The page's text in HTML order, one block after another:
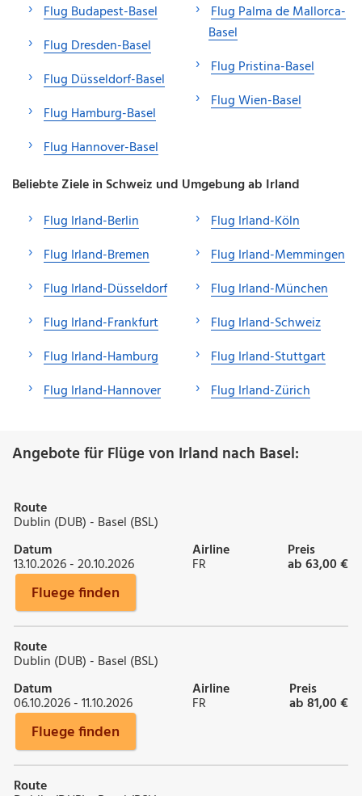
Flug Budapest-Basel
Flug Dresden-Basel
Flug Düsseldorf-Basel
Flug Hamburg-Basel
Flug Hannover-Basel
Flug Palma de Mallorca-
Basel
Flug Pristina-Basel
Flug Wien-Basel
Beliebte Ziele in Schweiz und Umgebung ab Irland
Flug Irland-Berlin
Flug Irland-Bremen
Flug Irland-Düsseldorf
Flug Irland-Frankfurt
Flug Irland-Hamburg
Flug Irland-Hannover
Flug Irland-Köln
Flug Irland-Memmingen
Flug Irland-München
Flug Irland-Schweiz
Flug Irland-Stuttgart
Flug Irland-Zürich
Angebote für Flüge von Irland nach Basel:
Route
Dublin (DUB) - Basel (BSL)
Datum
13.10.2026 - 20.10.2026
Airline
FR
Preis
ab 63,00 €
Fluege finden
Route
Dublin (DUB) - Basel (BSL)
Datum
06.10.2026 - 11.10.2026
Airline
FR
Preis
ab 81,00 €
Fluege finden
Route